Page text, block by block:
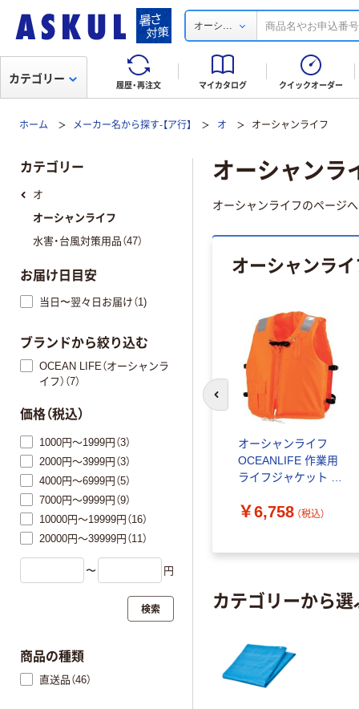
オーシ...
履歴・再注文 マイカタログ クイックオーダー
カテゴリー
ホーム メーカー名から探す-【ア行】 オ オーシャンライフ
オーシャンラ
オーシャンライフのページ
オーシャンラ
オーシャンライフ
OCEANLIFE 作業用
ライフジャケット オ
OR 1着 377-
￥6,758 （税込）
前のスライドへ
カテゴリーから選
カテゴリー
オ
オーシャンライフ
水害・台風対策用品（47）
お届け日目安
当日〜翌々日お届け（1)
ブランドから絞り込む
OCEAN LIFE（オーシャンラ
イフ）（7）
価格（税込）
1000円～1999円（3）
2000円～3999円（3）
4000円～6999円（5）
7000円～9999円（9）
10000円～19999円（16）
20000円～39999円（11）
〜 円
検索
商品の種類
直送品（46）